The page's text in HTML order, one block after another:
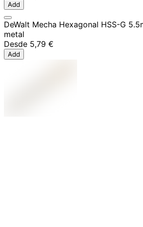
Add
DeWalt Mecha Hexagonal HSS-G
metal
Desde 5,79 €
Add